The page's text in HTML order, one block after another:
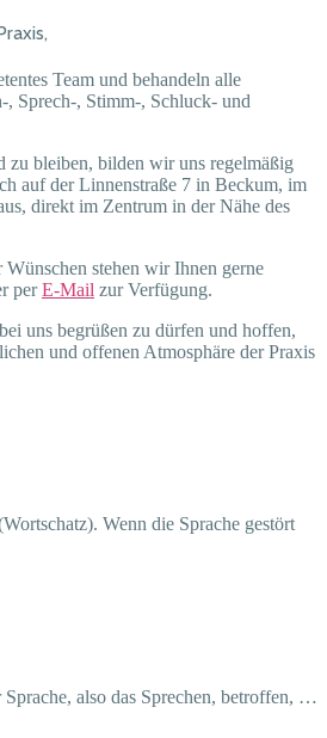
Team und behandeln alle
, Sprech-, Stimm-, Schluck- und
zu bleiben, bilden wir uns regelmäßig
auf der Linnenstraße 7 in Beckum, im
direkt im Zentrum in der Nähe des
stehen wir Ihnen gerne
perE-Mail zur Verfügung.
uns begrüßen zu dürfen und hoffen,
und offenen Atmosphäre der Praxis
Wenn die Sprache gestört
also das Sprechen, betroffen, …